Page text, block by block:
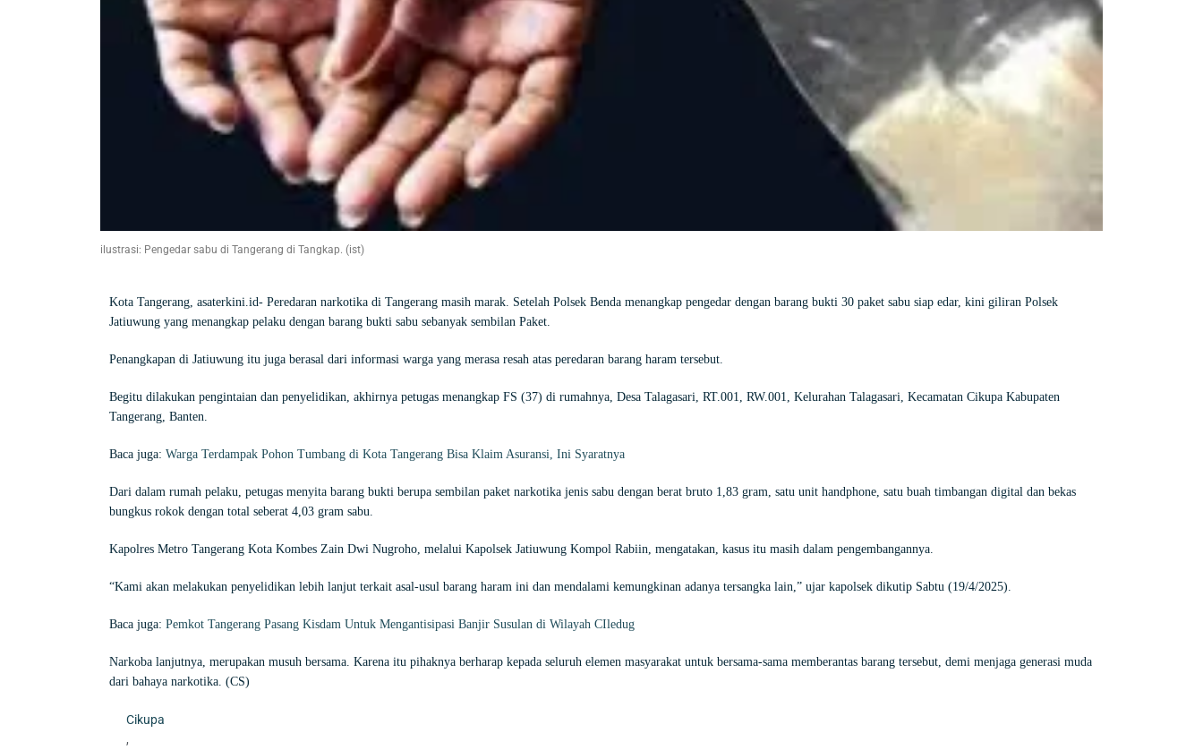
Penemuan Ratusan Senpi dan Narkoba di Sekolah Swasta Ditangani Polres Metro Jakarta Selatan
ilustrasi: Pengedar sabu di Tangerang di Tangkap. (ist)
Kota Tangerang, asaterkini.id- Peredaran narkotika di Tangerang masih marak. Setelah Polsek Benda menangkap pengedar dengan barang bukti 30 paket sabu siap edar, kini giliran Polsek
Jatiuwung yang menangkap pelaku dengan barang bukti sabu sebanyak sembilan Paket.
Penangkapan di Jatiuwung itu juga berasal dari informasi warga yang merasa resah atas peredaran barang haram tersebut.
Begitu dilakukan pengintaian dan penyelidikan, akhirnya petugas menangkap FS (37) di rumahnya, Desa Talagasari, RT.001, RW.001, Kelurahan Talagasari, Kecamatan Cikupa Kabupaten
Tangerang, Banten.
Baca juga: Warga Terdampak Pohon Tumbang di Kota Tangerang Bisa Klaim Asuransi, Ini Syaratnya
Dari dalam rumah pelaku, petugas menyita barang bukti berupa sembilan paket narkotika jenis sabu dengan berat bruto 1,83 gram, satu unit handphone, satu buah timbangan digital dan bekas
bungkus rokok dengan total seberat 4,03 gram sabu.
Kapolres Metro Tangerang Kota Kombes Zain Dwi Nugroho, melalui Kapolsek Jatiuwung Kompol Rabiin, mengatakan, kasus itu masih dalam pengembangannya.
“Kami akan melakukan penyelidikan lebih lanjut terkait asal-usul barang haram ini dan mendalami kemungkinan adanya tersangka lain,” ujar kapolsek dikutip Sabtu (19/4/2025).
Baca juga: Pemkot Tangerang Pasang Kisdam Untuk Mengantisipasi Banjir Susulan di Wilayah CIledug
Narkoba lanjutnya, merupakan musuh bersama. Karena itu pihaknya berharap kepada seluruh elemen masyarakat untuk bersama-sama memberantas barang tersebut, demi menjaga generasi muda
dari bahaya narkotika. (CS)
Cikupa
,